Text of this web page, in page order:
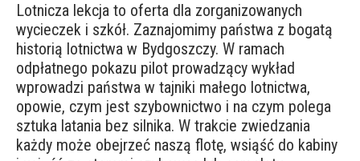
Lotnicza lekcja to oferta dla zorganizowanych
wycieczek i szkół. Zaznajomimy państwa z bogatą
historią lotnictwa w Bydgoszczy. W ramach
odpłatnego pokazu pilot prowadzący wykład
wprowadzi państwa w tajniki małego lotnictwa,
opowie, czym jest szybownictwo i na czym polega
sztuka latania bez silnika. W trakcie zwiedzania
każdy może obejrzeć naszą flotę, wsiąść do kabiny